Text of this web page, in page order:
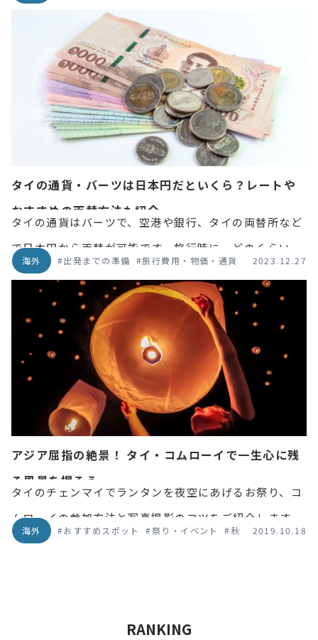
タイの通貨・バーツは日本円だといくら？レートや
おすすめの両替方法も紹介
タイの通貨はバーツで、空港や銀行、タイの両替所など
で日本円から両替が可能です。旅行時に、どのくらいバ
ーツを用意すればよいか、レートはどのくらいで両替は
どこでするといいのかなど、タイの通貨の気になる情報
について解説します。
海外 #出発までの準備 #旅行費用・物価・通貨 2023.12.27
アジア屈指の絶景！ タイ・コムローイで一生心に残
る風景を撮ろう
タイのチェンマイでランタンを夜空にあげるお祭り、コ
ムローイの参加方法と写真撮影のコツをご紹介します。
正式名称イーペン・ランナー・インターナショナル。行
海外 #おすすめスポット #祭り・イベント #秋 2019.10.18
RANKING